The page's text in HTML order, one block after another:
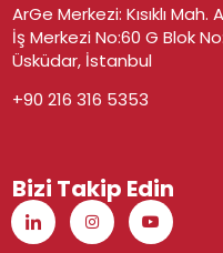
ArGe Merkezi: Kısıklı
İş Merkezi No:60 G Blok
Üsküdar, İstanbul
+90 216 316 5353
Bizi Takip Edin